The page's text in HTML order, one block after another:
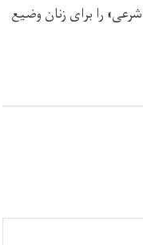
را برای زنان وضیع